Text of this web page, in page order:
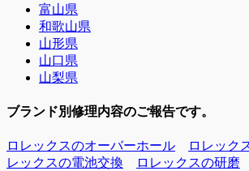
富山県
和歌山県
山形県
山口県
山梨県
ブランド別修理内容のご報告です。
ロレックスのオーバーホール ロレック
レックスの電池交換
ロレックスの研磨